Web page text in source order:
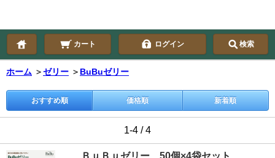
カート ログイン 検索
ホーム ＞ゼリー ＞ BuBuゼリー
おすすめ順 価格順 新着順
1-4 / 4